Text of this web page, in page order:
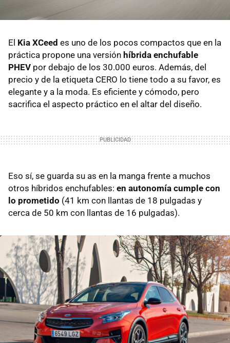
El Kia XCeed es uno de los pocos compactos que en la
práctica propone una versión híbrida enchufable
PHEV por debajo de los 30.000 euros. Además, del
precio y de la etiqueta CERO lo tiene todo a su favor, es
elegante y a la moda. Es eficiente y cómodo, pero
sacrifica el aspecto práctico en el altar del diseño.
Eso sí, se guarda su as en la manga frente a muchos
otros híbridos enchufables: en autonomía cumple con
lo prometido (41 km con llantas de 18 pulgadas y
cerca de 50 km con llantas de 16 pulgadas).